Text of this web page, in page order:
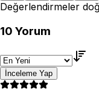
Değerlendirmeler
10 Yorum
İnceleme Yap